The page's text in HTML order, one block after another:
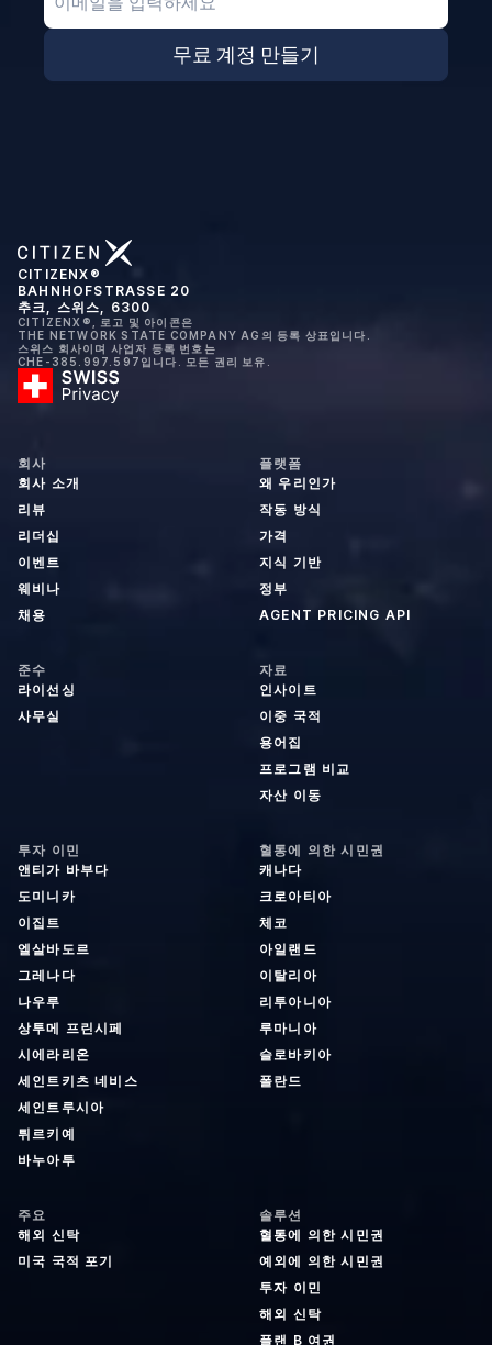
무료 계정 만들기
CITIZENX®
BAHNHOFSTRASSE 20
추크, 스위스, 6300
CITIZENX®, 로고 및 아이콘은
THE NETWORK STATE COMPANY AG의 등록 상표입니다.
스위스 회사이며 사업자 등록 번호는
CHE-385.997.597입니다. 모든 권리 보유.
회사
회사 소개
리뷰
리더십
이벤트
웨비나
채용
플랫폼
왜 우리인가
작동 방식
가격
지식 기반
정부
AGENT PRICING API
준수
라이선싱
사무실
자료
인사이트
이중 국적
용어집
프로그램 비교
자산 이동
투자 이민
앤티가 바부다
도미니카
이집트
엘살바도르
그레나다
나우루
상투메 프린시페
시에라리온
세인트키츠 네비스
세인트루시아
튀르키예
바누아투
혈통에 의한 시민권
캐나다
크로아티아
체코
아일랜드
이탈리아
리투아니아
루마니아
슬로바키아
폴란드
주요
해외 신탁
미국 국적 포기
솔루션
혈통에 의한 시민권
예외에 의한 시민권
투자 이민
해외 신탁
플랜 B 여권